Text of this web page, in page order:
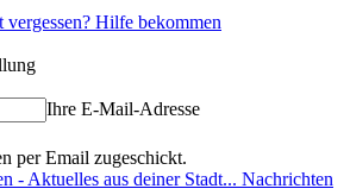
Hilfe bekommen
Ihre E-Mail-Adresse
per Email zugeschickt.
Nachrichten